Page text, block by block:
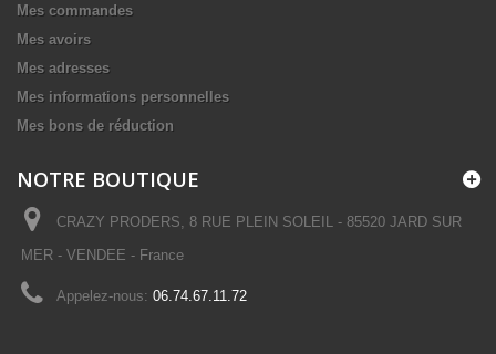
Mes commandes
Mes avoirs
Mes adresses
Mes informations personnelles
Mes bons de réduction
NOTRE BOUTIQUE
CRAZY PRODERS, 8 RUE PLEIN SOLEIL - 85520 JARD SUR
MER - VENDEE - France
Appelez-nous: 06.74.67.11.72